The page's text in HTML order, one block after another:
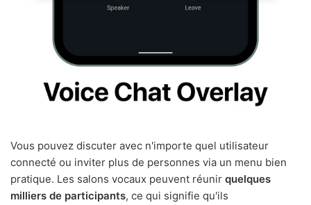
Vous pouvez discuter avec n'importe quel utilisateur
connecté ou inviter plus de personnes via un menu bien
pratique. Les salons vocaux peuvent réunir quelques
milliers de participants, ce qui signifie qu'ils